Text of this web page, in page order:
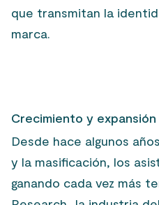
que transmitan la
marca.
Crecimiento y
Desde hace algunos
y la masificación, los
ganando cada vez más